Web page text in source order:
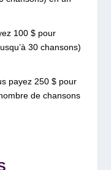
100 $ pour
30 chansons)
payez 250 $ pour
de chansons